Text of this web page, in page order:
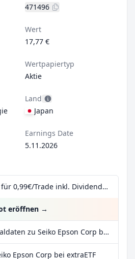
471496
Wert
17,77 €
Wertpapiertyp
Aktie
Land
Japan
Earnings Date
5.11.2026
Seiko Epson Corp für 0,99€/Trade inkl. Dividend Reinvestment Plan
eröffnen →
Mehr Fundamentaldaten zu Seiko Epson Corp bei Parqet
Epson Corp bei extraETF